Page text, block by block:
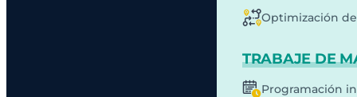
Optimización
TRABAJE DE
Programación